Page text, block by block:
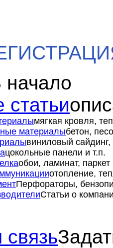
начало
мягкая кровля,
материалыбетон,
виниловый сайдинг,
цокольные панели и т.п.
обои, ламинат, паркет
отопление,
Перфораторы,
Статьи о